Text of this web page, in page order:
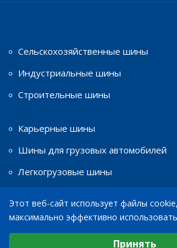
Сельскохозяйственные шины
Индустриальные шины
Строительные шины
Карьерные шины
Шины для грузовых автомобилей
Легкогрузовые шины
Шины для мототехники
Этот веб-сайт использует файлы
максимально эффективно
Выберите настройки cookie
Принять